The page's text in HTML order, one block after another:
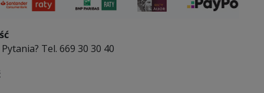
Tel. 669 30 30 40